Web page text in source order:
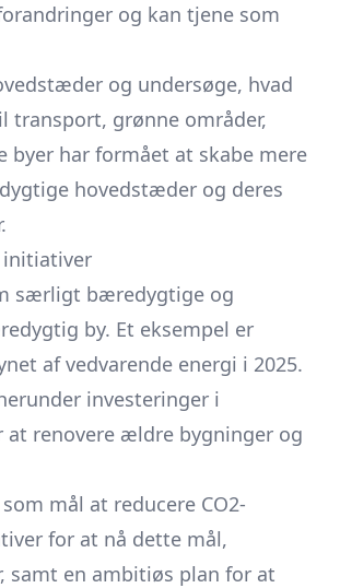
og kan tjene som
og undersøge, hvad
transport, grønne områder,
byer har formået at skabe mere
hovedstæder og deres
initiativer
særligt bæredygtige og
by. Et eksempel er
af vedvarende energi i 2025.
investeringer i
renovere ældre bygninger og
mål at reducere CO2-
for at nå dette mål,
samt en ambitiøs plan for at